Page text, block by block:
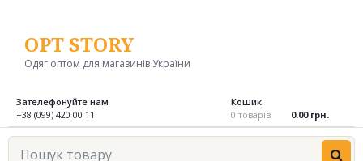
вмістуOPT STORY
Одяг оптом для магазинів України
Зателефонуйте нам
+38 (099) 420 00 11
Кошик
0 товарів
0.00 грн.